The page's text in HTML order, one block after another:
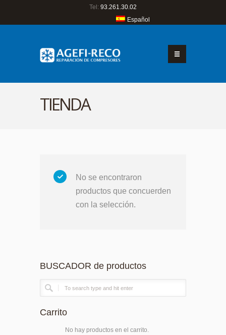
Tel: 93.261.30.02
Español
TIENDA
No se encontraron
productos que concuerden
con la selección.
BUSCADOR de productos
Carrito
No hay productos en el carrito.